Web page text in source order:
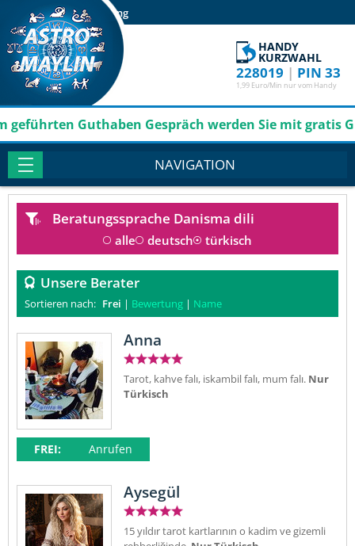
Login Registrierung
HANDY
KURZWAHL
228019 | PIN 33
1,99 Euro/Min nur vom Handy
Guthaben Gespräch werden Sie mit gratis
NAVIGATION
Beratungssprache Danisma dili
alle deutsch türkisch
Unsere Berater
Sortieren nach: Frei | Bewertung | Name
Anna
Tarot, kahve falı, iskambil falı, mum falı. Nur
Türkisch
FREI: Anrufen
Aysegül
15 yıldır tarot kartlarının o kadim ve gizemli